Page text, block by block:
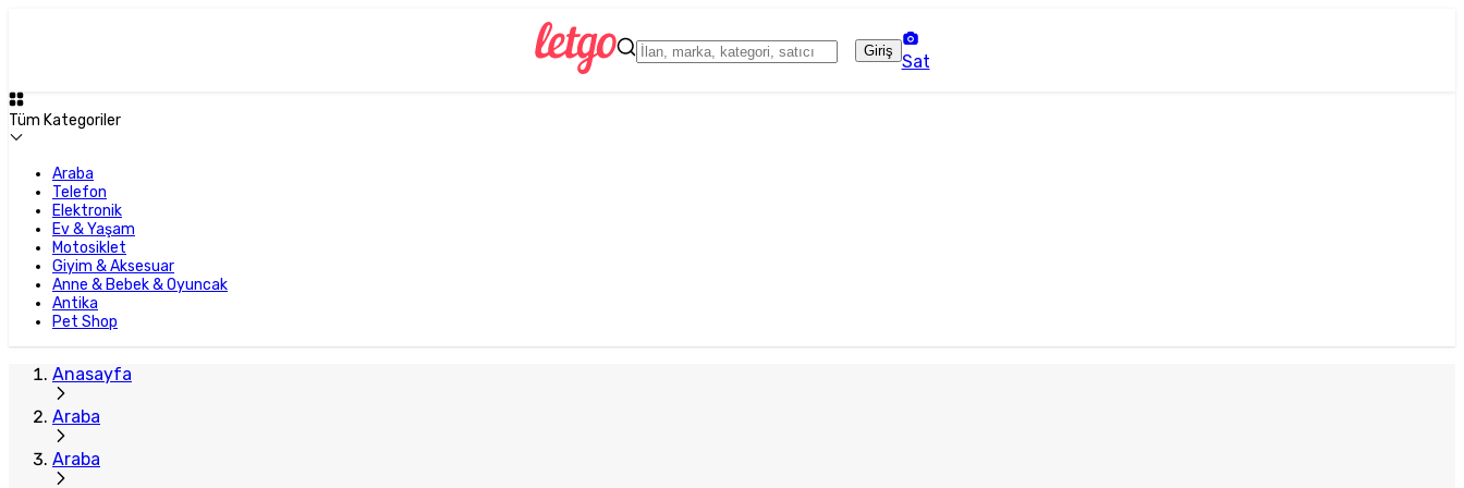
Giriş
Sat
Tüm Kategoriler
Araba
Telefon
Elektronik
Ev & Yaşam
Motosiklet
Giyim & Aksesuar
Anne & Bebek & Oyuncak
Antika
Pet Shop
Anasayfa
Araba
Araba